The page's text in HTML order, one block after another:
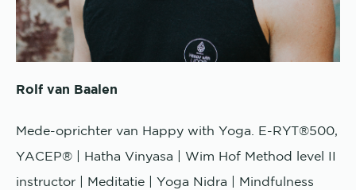
Rolf van Baalen
Mede-oprichter van Happy with Yoga. E-RYT®500,
YACEP® | Hatha Vinyasa | Wim Hof Method level II
instructor | Meditatie | Yoga Nidra | Mindfulness